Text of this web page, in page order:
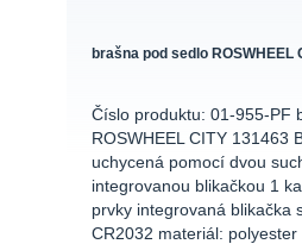
brašna pod sedlo ROSWHEEL
Číslo produktu: 01-955-PF
ROSWHEEL CITY 131463
uchycená pomocí dvou
integrovanou blikačkou 1
prvky integrovaná blikačka
CR2032 materiál: polyester